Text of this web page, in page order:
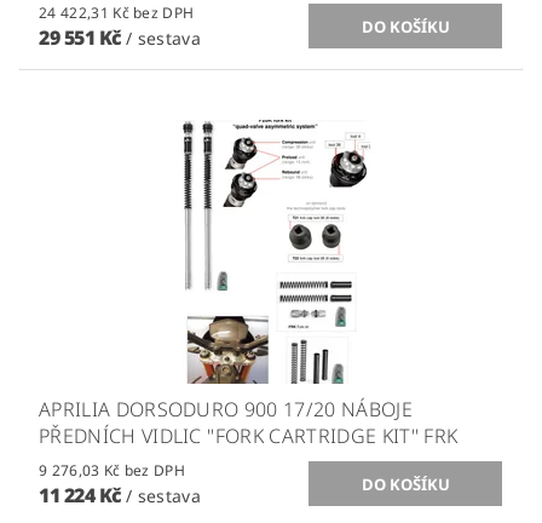
24 422,31 Kč bez DPH
29 551 Kč/ sestava
APRILIA DORSODURO 900 17/20 NÁBOJE
PŘEDNÍCH VIDLIC ''FORK CARTRIDGE KIT'' FRK
9 276,03 Kč bez DPH
11 224 Kč/ sestava